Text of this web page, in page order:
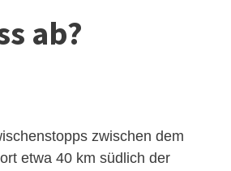
ab?
zwischen dem
etwa 40 km südlich der